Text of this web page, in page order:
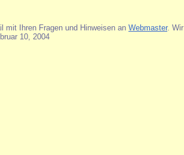
mit Ihren Fragen und Hinweisen an Webmaster.
10, 2004